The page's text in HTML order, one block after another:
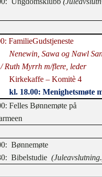
FamilieGudstjeneste
Nenewin, Sawa og Nawl
Ruth Myrrh m/flere, leder
Kirkekaffe – Komitè 4
kl. 18.00: Menighetsmøte
Felles Bønnemøte på
Bønnemøte
Bibelstudie